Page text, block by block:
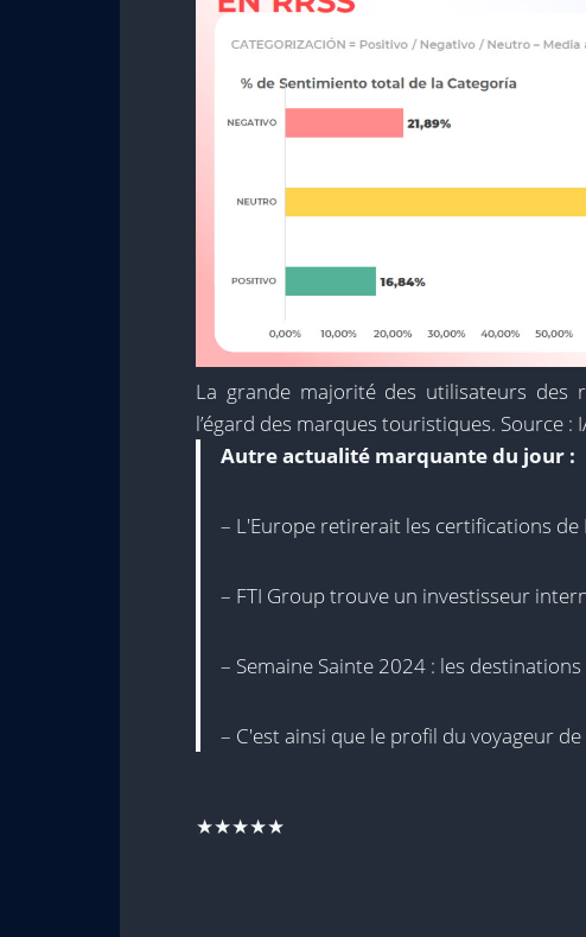
La grande majorité des utilisateurs des
l’égard des marques touristiques. Source :
Autre actualité marquante du jour :
– L'Europe retirerait les certifications de
– FTI Group trouve un investisseur
– Semaine Sainte 2024 : les
– C'est ainsi que le profil du voyageur
★★★★★